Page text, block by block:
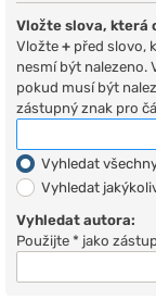
Vložte slova, která
Vložte + před slovo,
nesmí být nalezeno.
pokud musí být
zástupný znak pro
Vyhledat
Vyhledat
Vyhledat autora:
Použijte * jako